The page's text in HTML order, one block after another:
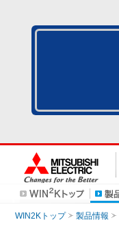
WIN2Kトップ 製品情報